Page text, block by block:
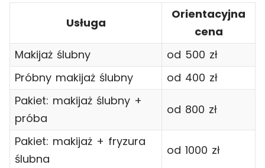
Usługa
Orientacyjna
cena
Makijaż ślubny
od 500 zł
Próbny makijaż ślubny
od 400 zł
Pakiet: makijaż ślubny +
próba
od 800 zł
Pakiet: makijaż + fryzura
ślubna
od 1000 zł